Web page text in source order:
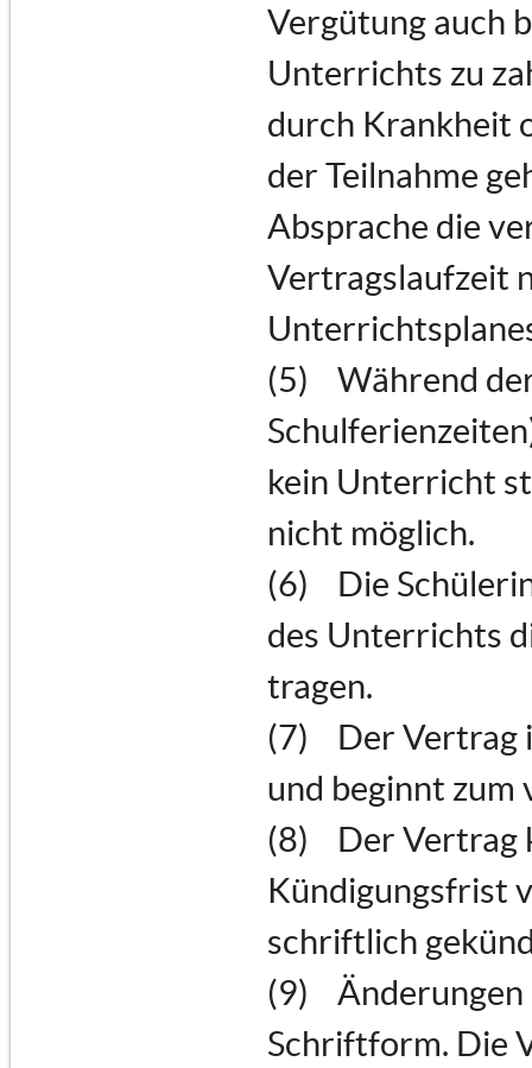
Vergütung auch
Unterrichts zu
durch Krankheit
der Teilnahme
Absprache die
Vertragslaufzeit
(5) Während der
kein Unterricht
nicht möglich.
(6) Die
des Unterrichts
tragen.
(7) Der Vertrag
und beginnt
(8) Der Vertrag
Kündigungsfrist
schriftlich
(9) Änderungen
Schriftform. Die